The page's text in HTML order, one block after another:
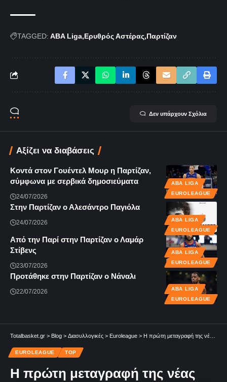
TAGGED: ABA Liga Ερυθρός Αστέρας Παρτίζαν
Δεν υπάρχουν Σχόλια
Αξίζει να διαβάσεις
ABA LIGA
EUROLEAGUE
Κοντά στον Γουέντελ Μουρ η Παρτίζαν,
σύμφωνα με σερβικά δημοσιεύματα
24/07/2026
ABA LIGA
EUROLEAGUE
Στην Παρτίζαν ο Αλεσάντρο Παγιόλα
24/07/2026
ABA LIGA
EUROLEAGUE
Από την Παρί στην Παρτίζαν ο Λαμάρ
Στίβενς
23/07/2026
ABA LIGA
EUROLEAGUE
Προτάθηκε στην Παρτίζαν ο Νάναλι
22/07/2026
Totalbasket.gr > Blog > Διασυλλογικές > Euroleague > Η πρώτη μεταγραφή της νέας εποχής: Στα πράσινα ο Αντετοκούνμπο!
EUROLEAGUE TOP
Η πρώτη μεταγραφή της νέας